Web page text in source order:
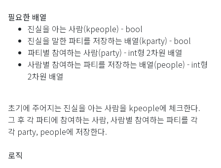
필요한 배열
진실을 아는 사람(kpeople) - bool
진실을 말한 파티를 저장하는 배열(kparty) - bool
파티별 참여하는 사람(party) - int형 2차원 배열
사람별 참여하는 파티를 저장하는 배열(people) - int형
2차원 배열
초기에 주어지는 진실을 아는 사람을 kpeople에 체크한다.
그 후 각 파티에 참여하는 사람, 사람별 참여하는 파티를 각
각 party, people에 저장한다.
로직